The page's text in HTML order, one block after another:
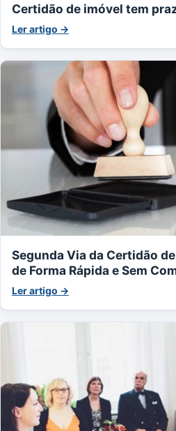
Certidão de imóvel tem
Ler artigo →
Segunda Via da Certidão
de Forma Rápida e Sem
Ler artigo →